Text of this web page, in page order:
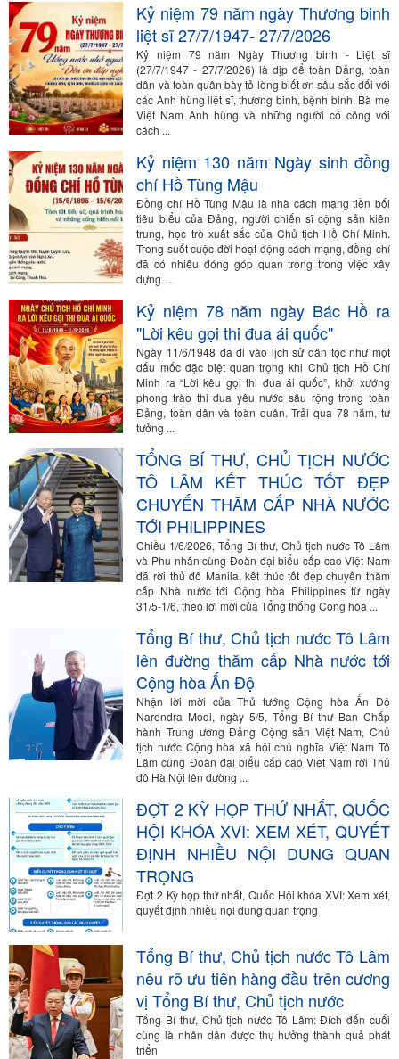
Kỷ niệm 79 năm ngày Thương binh
liệt sĩ 27/7/1947- 27/7/2026
Kỷ niệm 79 năm Ngày Thương binh - Liệt sĩ
(27/7/1947 - 27/7/2026) là dịp để toàn Đảng, toàn
dân và toàn quân bày tỏ lòng biết ơn sâu sắc đối với
các Anh hùng liệt sĩ, thương binh, bệnh binh, Bà mẹ
Việt Nam Anh hùng và những người có công với
cách ...
Kỷ niệm 130 năm Ngày sinh đồng
chí Hồ Tùng Mậu
Đồng chí Hồ Tùng Mậu là nhà cách mạng tiền bối
tiêu biểu của Đảng, người chiến sĩ cộng sản kiên
trung, học trò xuất sắc của Chủ tịch Hồ Chí Minh.
Trong suốt cuộc đời hoạt động cách mạng, đồng chí
đã có nhiều đóng góp quan trọng trong việc xây
dựng ...
Kỷ niệm 78 năm ngày Bác Hồ ra
"Lời kêu gọi thi đua ái quốc"
Ngày 11/6/1948 đã đi vào lịch sử dân tộc như một
dấu mốc đặc biệt quan trọng khi Chủ tịch Hồ Chí
Minh ra “Lời kêu gọi thi đua ái quốc”, khởi xướng
phong trào thi đua yêu nước sâu rộng trong toàn
Đảng, toàn dân và toàn quân. Trải qua 78 năm, tư
tưởng ...
TỔNG BÍ THƯ, CHỦ TỊCH NƯỚC
TÔ LÂM KẾT THÚC TỐT ĐẸP
CHUYẾN THĂM CẤP NHÀ NƯỚC
TỚI PHILIPPINES
Chiều 1/6/2026, Tổng Bí thư, Chủ tịch nước Tô Lâm
và Phu nhân cùng Đoàn đại biểu cấp cao Việt Nam
đã rời thủ đô Manila, kết thúc tốt đẹp chuyến thăm
cấp Nhà nước tới Cộng hòa Philippines từ ngày
31/5-1/6, theo lời mời của Tổng thống Cộng hòa ...
Tổng Bí thư, Chủ tịch nước Tô Lâm
lên đường thăm cấp Nhà nước tới
Cộng hòa Ấn Độ
Nhận lời mời của Thủ tướng Cộng hòa Ấn Độ
Narendra Modi, ngày 5/5, Tổng Bí thư Ban Chấp
hành Trung ương Đảng Cộng sản Việt Nam, Chủ
tịch nước Cộng hòa xã hội chủ nghĩa Việt Nam Tô
Lâm cùng Đoàn đại biểu cấp cao Việt Nam rời Thủ
đô Hà Nội lên đường ...
ĐỢT 2 KỲ HỌP THỨ NHẤT, QUỐC
HỘI KHÓA XVI: XEM XÉT, QUYẾT
ĐỊNH NHIỀU NỘI DUNG QUAN
TRỌNG
Đợt 2 Kỳ họp thứ nhất, Quốc Hội khóa XVI: Xem xét,
quyết định nhiều nội dung quan trọng
Tổng Bí thư, Chủ tịch nước Tô Lâm
nêu rõ ưu tiên hàng đầu trên cương
vị Tổng Bí thư, Chủ tịch nước
Tổng Bí thư, Chủ tịch nước Tô Lâm: Đích đến cuối
cùng là nhân dân được thụ hưởng thành quả phát
triển